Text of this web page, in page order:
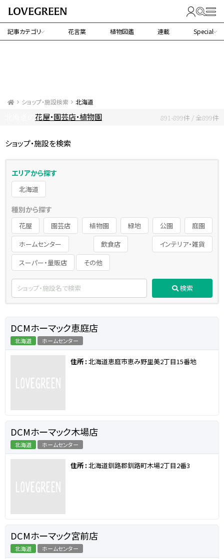
記事カテゴリ 花言葉 植物図鑑 連載 Special
ショップ・施設検索
北海道
花屋・園芸店・植物園 891-899件 / 全899件
ショップ・施設を検索
エリアから探す
北海道
種別から探す
花屋 園芸店 植物園 緑地 公園
庭園
ホームセンター
飲食店
インテリア・雑貨
スーパー・量販店
その他
検索
DCMホーマック恵庭店
北海道 ホームセンター
住所 : 北海道恵庭市恵み野里美2丁目15番地
DCMホーマック木場店
北海道 ホームセンター
住所 : 北海道釧路郡釧路町木場2丁目2番3
DCMホーマック宮前店
北海道 ホームセンター